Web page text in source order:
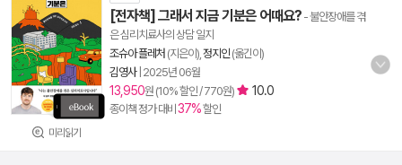
미리읽기
[전자책] 그래서 지금 기분은 어때요? - 불안장애를 겪
은 심리치료사의 상담 일지
조슈아 플레처 (지은이), 정지인 (옮긴이)
김영사| 2025년 06월
13,950원 (10% 할인 / 770원) 10.0
종이책 정가 대비 37%할인